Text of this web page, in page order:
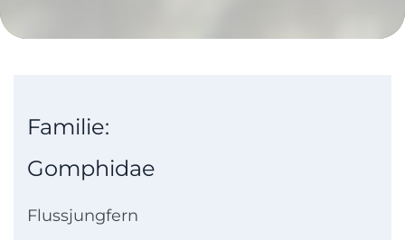
Familie:
Gomphidae
Flussjungfern